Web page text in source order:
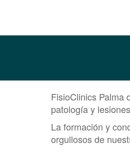
FisioClinics Palma
patología y
La formación y
orgullosos de